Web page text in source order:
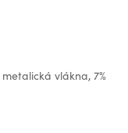
vlákna, 7%